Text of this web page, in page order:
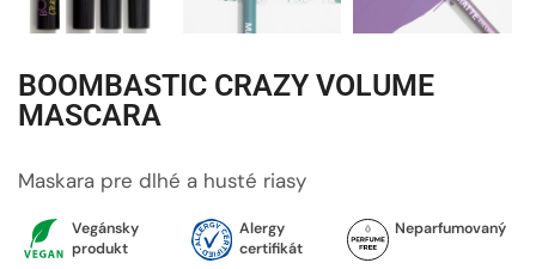
BOOMBASTIC CRAZY VOLUME
MASCARA
Maskara pre dlhé a husté riasy
Vegánsky
produkt
Alergy
certifikát
Neparfumovaný